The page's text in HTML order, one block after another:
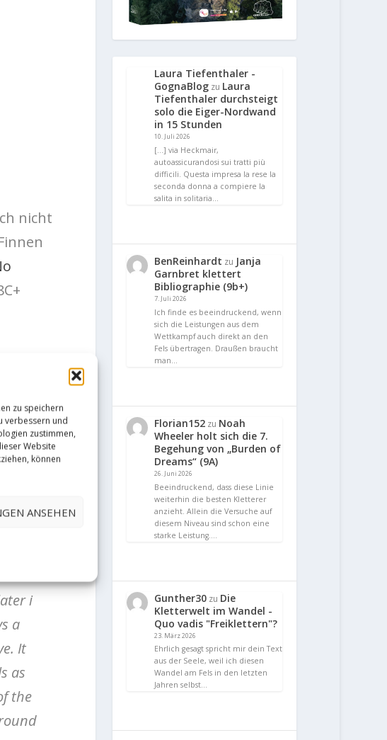
zu speichern
verbessern und
zustimmen,
Website
können
ANSEHEN
nicht
bad
out
part.
part
day
8
i
a
It
as
the
Laura Tiefenthaler -
GognaBlog zu Laura
Tiefenthaler durchsteigt
solo die Eiger-Nordwand
in 15 Stunden
10. Juli 2026
[…] via Heckmair,
autoassicurandosi sui tratti più
difficili. Questa impresa la rese la
seconda donna a compiere la
salita in solitaria…
BenReinhardt zu Janja
Garnbret klettert
Bibliographie (9b+)
7. Juli 2026
Ich finde es beeindruckend, wenn
sich die Leistungen aus dem
Wettkampf auch direkt an den
Fels übertragen. Draußen braucht
man…
Florian152 zu Noah
Wheeler holt sich die 7.
Begehung von „Burden of
Dreams“ (9A)
26. Juni 2026
Beeindruckend, dass diese Linie
weiterhin die besten Kletterer
anzieht. Allein die Versuche auf
diesem Niveau sind schon eine
starke Leistung.…
Gunther30 zu Die
Kletterwelt im Wandel -
Quo vadis "Freiklettern"?
23. März 2026
Ehrlich gesagt spricht mir dein Text
aus der Seele, weil ich diesen
Wandel am Fels in den letzten
Jahren selbst…